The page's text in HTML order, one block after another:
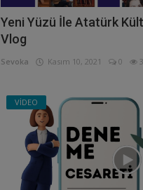
Yeni Yüzü İle Atatürk
Vlog
Sevoka Kasım 10, 2021 0
VİDEO